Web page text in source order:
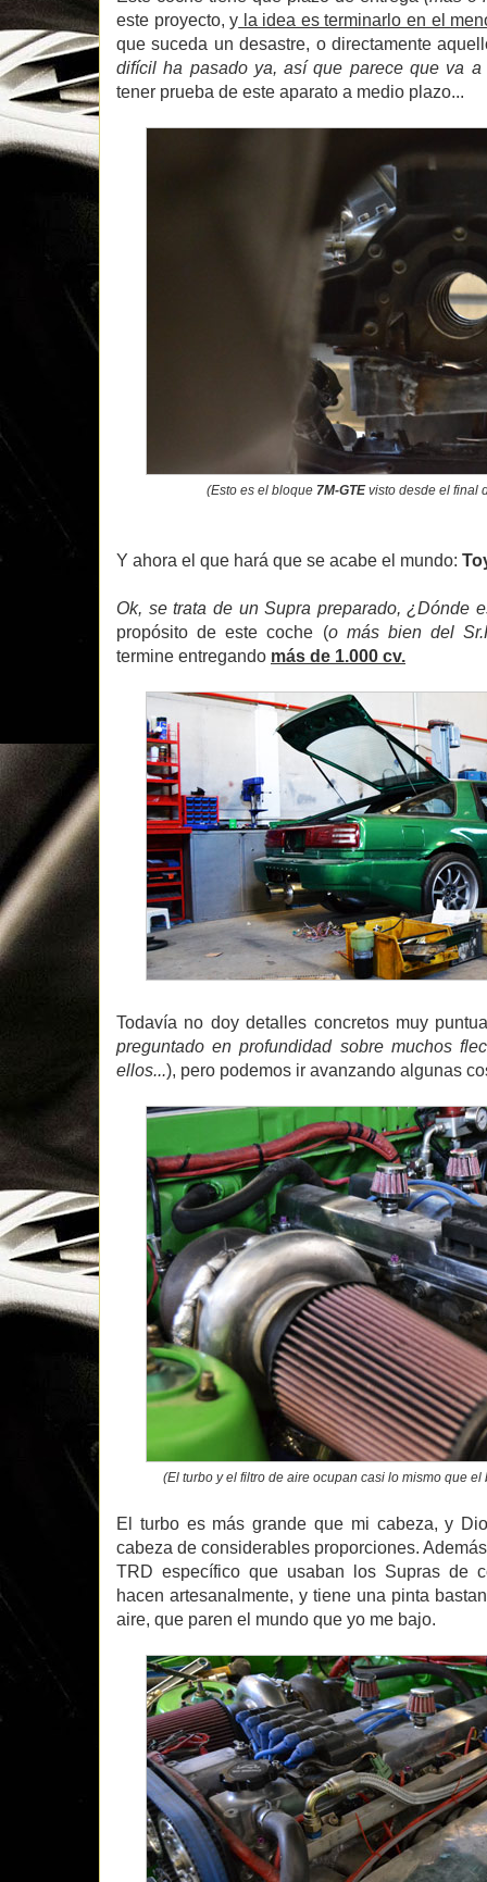
este proyecto, y la idea es terminarlo en el
que suceda un desastre, o directamente
difícil ha pasado ya, así que parece que va
tener prueba de este aparato a medio plazo...
(Esto es el bloque 7M-GTEvisto desde el final
Y ahora el que hará que se acabe el mundo:
Ok, se trata de un Supra preparado, ¿Dónde
propósito de este coche (o más bien del
termine entregando más de 1.000 cv.
Todavía no doy detalles concretos muy
preguntado en profundidad sobre muchos
ellos...), pero podemos ir avanzando algunas
(El turbo y el filtro de aire ocupan casi lo mismo que
El turbo es más grande que mi cabeza, y
cabeza de considerables proporciones.
TRD específico que usaban los Supras de
hacen artesanalmente, y tiene una pinta
aire, que paren el mundo que yo me bajo.